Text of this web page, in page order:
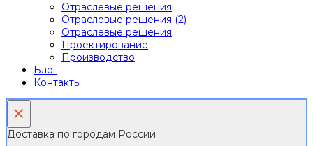
Отраслевые решения
Отраслевые решения (2)
Отраслевые решения
Проектирование
Производство
Блог
Контакты
×
Доставка по городам России